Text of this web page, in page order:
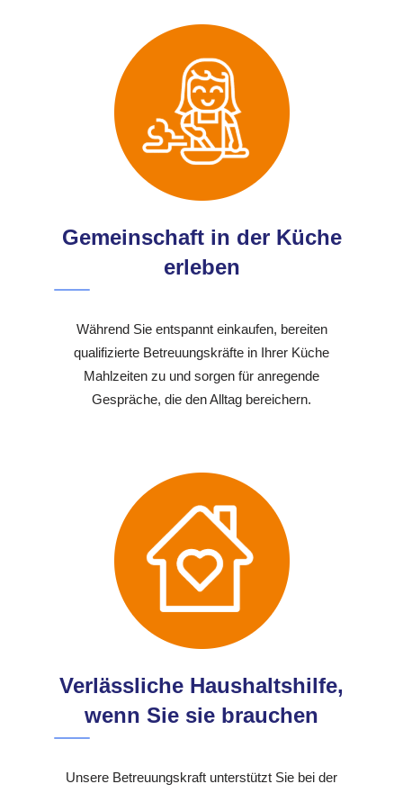
Gemeinschaft in der Küche
erleben
Während Sie entspannt einkaufen, bereiten
qualifizierte Betreuungskräfte in Ihrer Küche
Mahlzeiten zu und sorgen für anregende
Gespräche, die den Alltag bereichern.
Verlässliche Haushaltshilfe,
wenn Sie sie brauchen
Unsere Betreuungskraft unterstützt Sie bei der